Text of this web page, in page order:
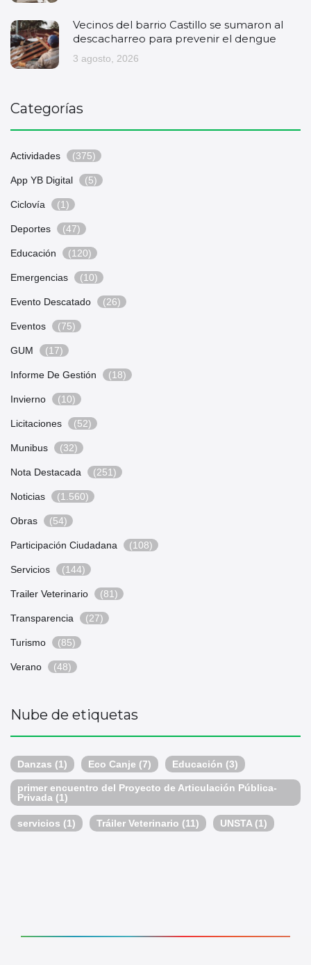
Vecinos del barrio Castillo se sumaron al
descacharreo para prevenir el dengue
3 agosto, 2026
Categorías
Actividades (375)
App YB Digital (5)
Ciclovía (1)
Deportes (47)
Educación (120)
Emergencias (10)
Evento Descatado (26)
Eventos (75)
GUM (17)
Informe De Gestión (18)
Invierno (10)
Licitaciones (52)
Munibus (32)
Nota Destacada (251)
Noticias (1.560)
Obras (54)
Participación Ciudadana (108)
Servicios (144)
Trailer Veterinario (81)
Transparencia (27)
Turismo (85)
Verano (48)
Nube de etiquetas
Danzas (1) Eco Canje (7) Educación (3)
primer encuentro del Proyecto de Articulación Pública-
Privada (1)
servicios (1) Tráiler Veterinario (11) UNSTA (1)